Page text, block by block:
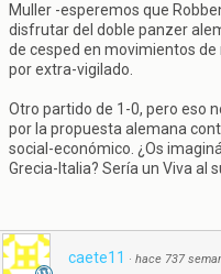
Muller -esperemos que
disfrutar del doble panzer
de cesped en movimientos de
por extra-vigilado.
Otro partido de 1-0, pero eso
por la propuesta alemana
social-económico. ¿Os
Grecia-Italia? Sería un Viva al
caete11 · hace 737